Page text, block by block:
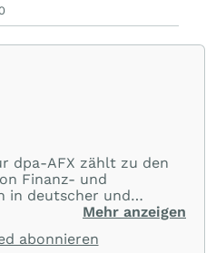
dpa-AFX zählt zu den
Finanz- und
in deutscher und
auf ein
und schnell
Mehr anzeigen
abonnieren